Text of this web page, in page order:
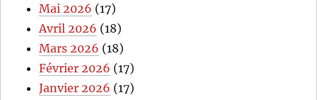
Mai 2026 (17)
Avril 2026 (18)
Mars 2026 (18)
Février 2026 (17)
Janvier 2026 (17)